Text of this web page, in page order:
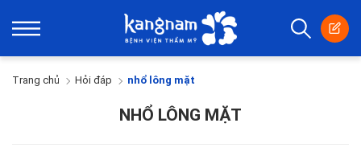
Trang chủ Hỏi đáp nhổ lông mặt
NHỔ LÔNG MẶT